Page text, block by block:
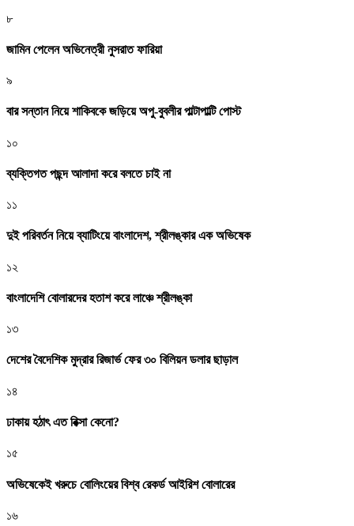
৮
জামিন পেলেন অভিনেত্রী নুসরাত ফারিয়া
৯
বার সন্তান নিয়ে শাকিবকে জড়িয়ে অপু-বুবলীর পাল্টাপাল্টি পোস্ট
১০
ব্যক্তিগত পছন্দ আলাদা করে বলতে চাই না
১১
দুই পরিবর্তন নিয়ে ব্যাটিংয়ে বাংলাদেশ, শ্রীলঙ্কার এক অভিষেক
১২
বাংলাদেশি বোলারদের হতাশ করে লাঞ্চে শ্রীলঙ্কা
১৩
দেশের বৈদেশিক মুদ্রার রিজার্ভ ফের ৩০ বিলিয়ন ডলার ছাড়াল
১৪
ঢাকায় হঠাৎ এত রিক্সা কেনো?
১৫
অভিষেকেই খরুচে বোলিংয়ের বিশ্ব রেকর্ড আইরিশ বোলারের
১৬